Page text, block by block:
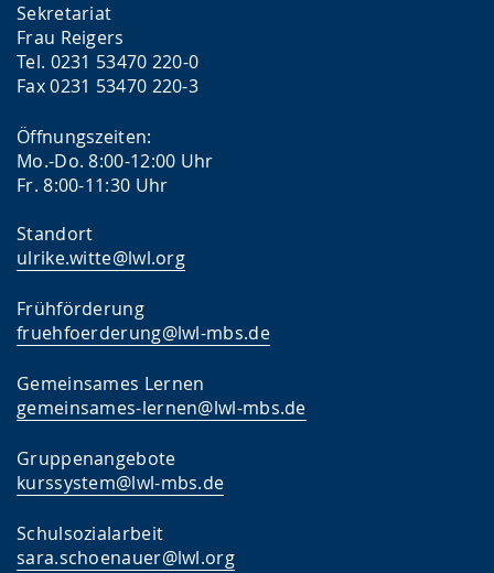
Sekretariat
Frau Reigers
Tel. 0231 53470 220-0
Fax 0231 53470 220-3
Öffnungszeiten:
Mo.-Do. 8:00-12:00 Uhr
Fr. 8:00-11:30 Uhr
Standort
ulrike.witte@lwl.org
Frühförderung
fruehfoerderung@lwl-mbs.de
Gemeinsames Lernen
gemeinsames-lernen@lwl-mbs.de
Gruppenangebote
kurssystem@lwl-mbs.de
Schulsozialarbeit
sara.schoenauer@lwl.org